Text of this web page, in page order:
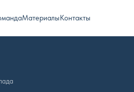
МатериалыКонтакты